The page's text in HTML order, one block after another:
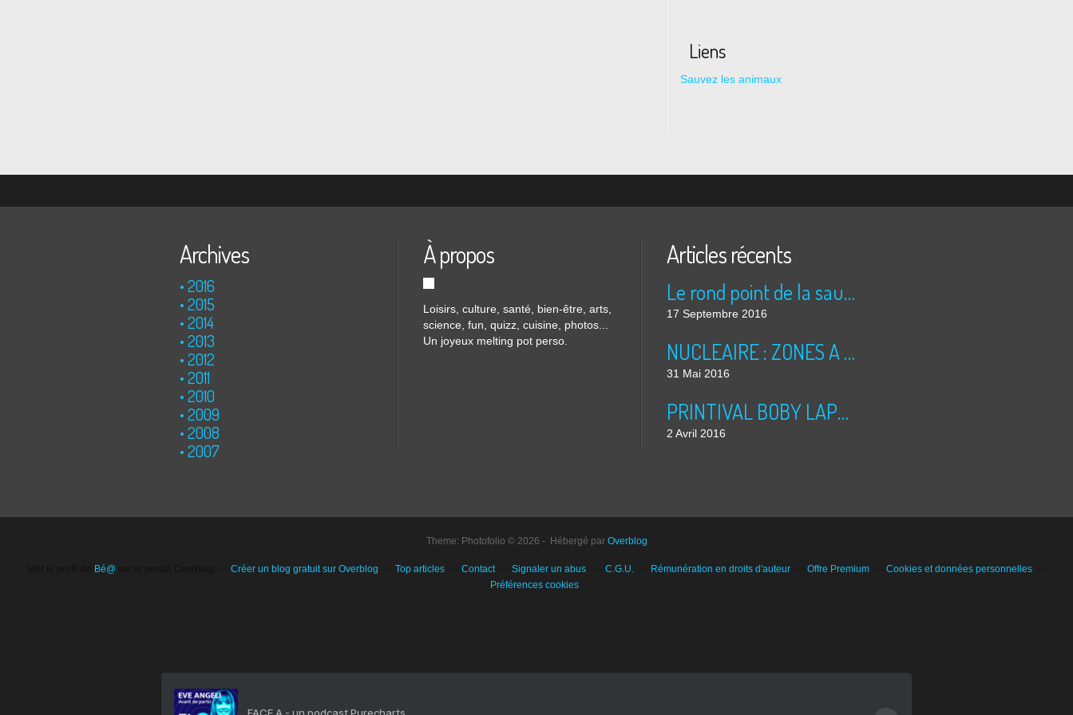
Liens
Sauvez les animaux
Archives
2016
2015
2014
2013
2012
2011
2010
2009
2008
2007
À propos
Loisirs, culture, santé, bien-être, arts,
science, fun, quizz, cuisine, photos...
Un joyeux melting pot perso.
Articles récents
Le rond point de la saucisse
17 Septembre 2016
NUCLEAIRE : ZONES A RISQUES
31 Mai 2016
PRINTIVAL BOBY LAPOINTE 2016
2 Avril 2016
Theme: Photofolio © 2026 - Hébergé par Overblog
Bé@sur le portail Overblog Créer un blog gratuit sur Overblog Top articles Contact Signaler un abus C.G.U. Rémunération en droits d'auteur Offre Premium
Cookies et données personnelles
Préférences cookies